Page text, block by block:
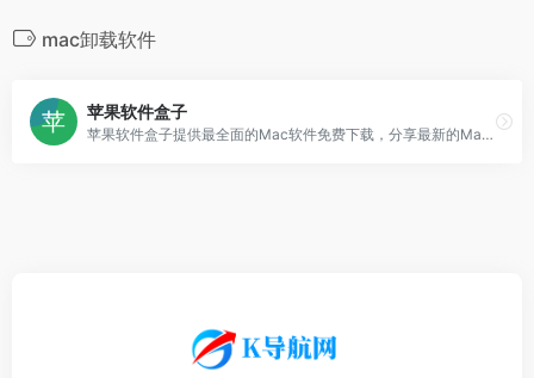
mac卸载软件
苹果软件盒子
苹果软件盒子提供最全面的Mac软件免费下载，分享最新的Mac游戏，mac软件，mac应用，mac工具，mac屏保下载，还有office for mac，ps for mac等优秀软件，是一个精品mac软件网站。